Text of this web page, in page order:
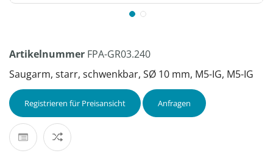
Artikelnummer FPA-GR03.240
Saugarm, starr, schwenkbar, SØ 10 mm, M5-IG, M5-IG
Registrieren für Preisansicht Anfragen